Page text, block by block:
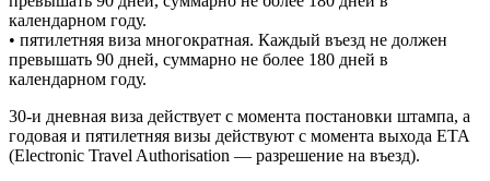
календарном году.
• пятилетняя виза многократная. Каждый въезд не должен
превышать 90 дней, суммарно не более 180 дней в
календарном году.
30-и дневная виза действует с момента постановки штампа, а
годовая и пятилетняя визы действуют с момента выхода ЕТА
(Electronic Travel Authorisation — разрешение на въезд).